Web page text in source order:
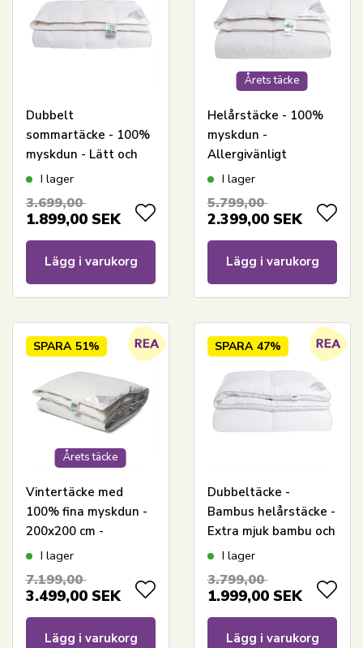
Dubbelt
sommartäcke - 100%
myskdun - Lätt och
sval - 200x200 cm -
I lager
3.699,00
1.899,00 SEK
Lägg i varukorg
Årets täcke
Helårstäcke - 100%
myskdun -
Allergivänligt
duntäcke - 200x200
Home täcke
I lager
5.799,00
2.399,00 SEK
Lägg i varukorg
Årets täcke
SPARA 51%
Vintertäcke med
100% fina myskdun -
200x200 cm -
Allergivänligt
Nordstrand Home
I lager
7.199,00
3.499,00 SEK
Lägg i varukorg
SPARA 47%
Dubbeltäcke -
Bambus helårstäcke -
Extra mjuk bambu och
dunfiber -
200x220 cm -
I lager
3.799,00
1.999,00 SEK
Lägg i varukorg